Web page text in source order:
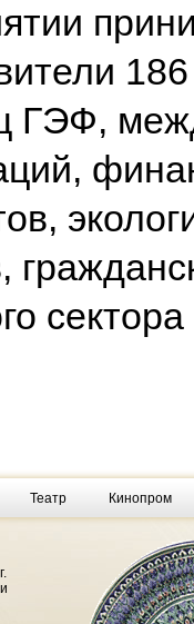
ГЭФ,
сектора
Театр Кинопром